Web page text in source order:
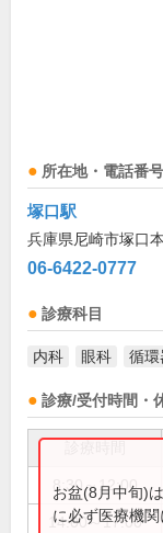
所在地・電話番号
塚口駅
兵庫県尼崎市塚口
06-6422-0777
診療科目
内科 眼科 循環
診療/受付時間・
8:30～12:00
14:00～17:00
お盆(8月中旬)
に必ず医療機関